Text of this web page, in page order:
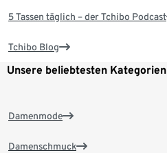
5 Tassen täglich – der Tchibo Podcast
Tchibo Blog
Unsere beliebtesten Kategorien
Damenmode
Damenschmuck